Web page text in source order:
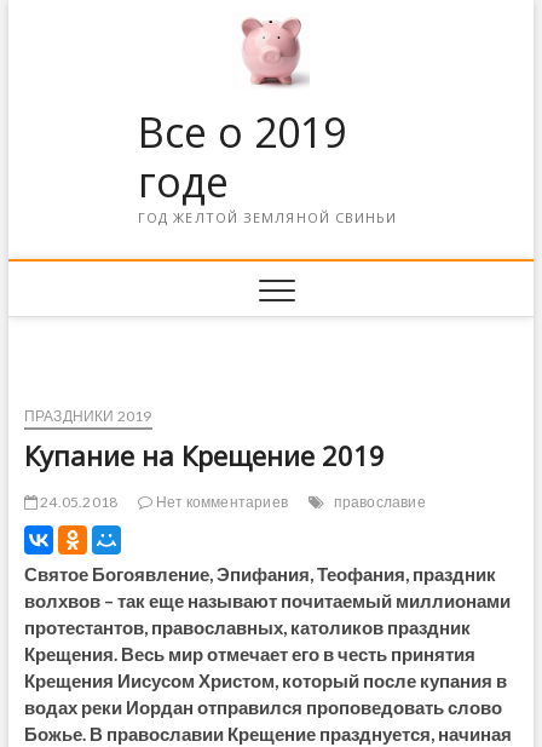
Все о 2019
годе
ГОД ЖЕЛТОЙ ЗЕМЛЯНОЙ СВИНЬИ
ПРАЗДНИКИ 2019
Купание на Крещение 2019
24.05.2018 Нет комментариев православие
Святое Богоявление, Эпифания, Теофания, праздник
волхвов – так еще называют почитаемый миллионами
протестантов, православных, католиков праздник
Крещения. Весь мир отмечает его в честь принятия
Крещения Иисусом Христом, который после купания в
водах реки Иордан отправился проповедовать слово
Божье. В православии Крещение празднуется, начиная